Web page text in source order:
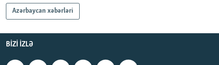
Azərbaycan xəbərləri
BIZI IZLƏ